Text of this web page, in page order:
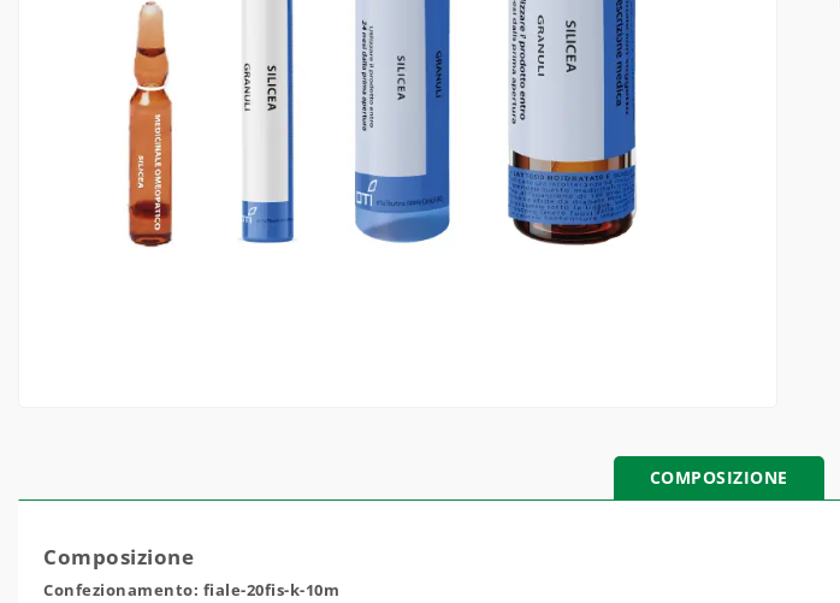
COMPOSIZIONE
Composizione
Confezionamento: fiale-20fis-k-10m